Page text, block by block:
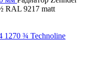
RAL 9217 matt
1270 ¾ Technoline